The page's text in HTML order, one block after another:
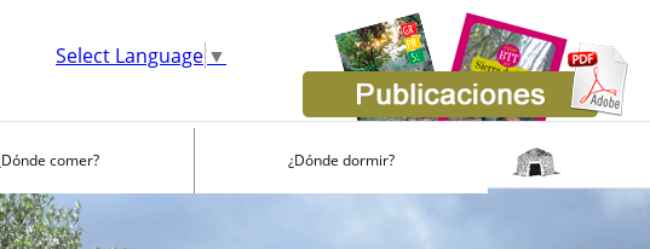
Select Language ▼
comer? ¿Dónde dormir?